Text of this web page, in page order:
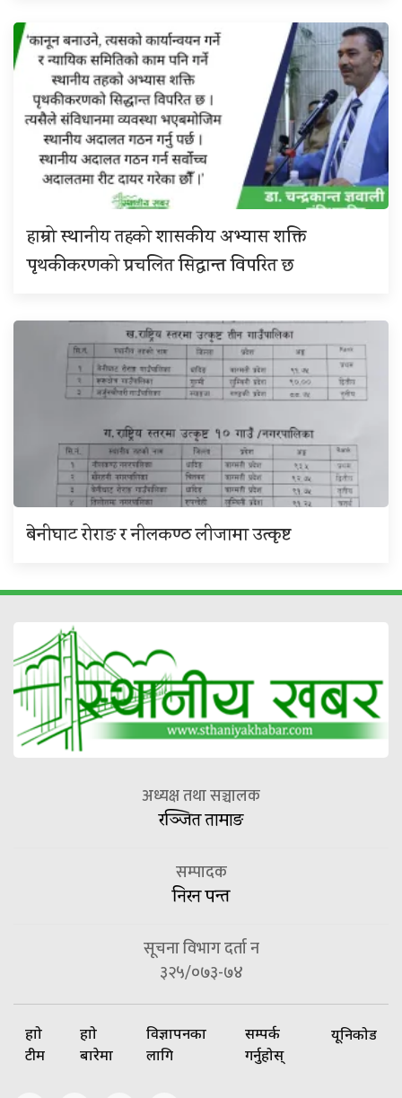
हाम्रो स्थानीय तहको शासकीय अभ्यास शक्ति
पृथकीकरणको प्रचलित सिद्धान्त विपरित छ
बेनीघाट रोराङ र नीलकण्ठ लीजामा उत्कृष्ट
अध्यक्ष तथा सञ्चालक
रञ्जित तामाङ
सम्पादक
निरन पन्त
सूचना विभाग दर्ता न
३२५/०७३-७४
हाम्रो
टीम
हाम्रो
बारेमा
विज्ञापनका
लागि
सम्पर्क
गर्नुहोस्
यूनिकोड